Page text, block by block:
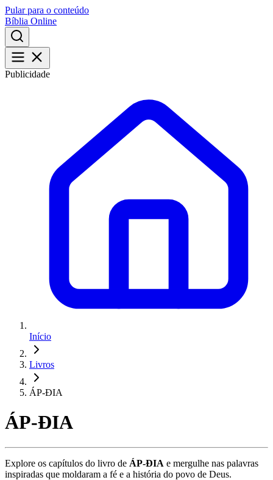
Pular para o conteúdo
Bíblia Online
Publicidade
Início
Livros
ÁP-ĐIA
ÁP-ĐIA
Explore os capítulos do livro de ÁP-ĐIA e mergulhe nas palavras
inspiradas que moldaram a fé e a história do povo de Deus.